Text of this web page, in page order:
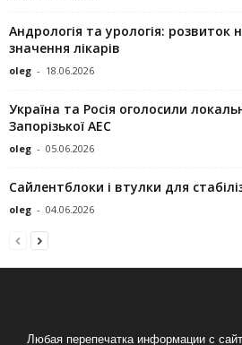
Андрологія та урологія: розвиток
значення лікарів
oleg - 18.06.2026
Україна та Росія оголосили
Запорізької АЕС
oleg - 05.06.2026
Сайлентблоки і втулки для
oleg - 04.06.2026
Любая перепечатка информации с